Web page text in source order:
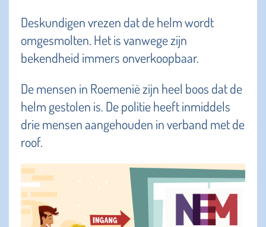
Deskundigen vrezen dat de helm wordt
omgesmolten. Het is vanwege zijn
bekendheid immers onverkoopbaar.
De mensen in Roemenië zijn heel boos dat de
helm gestolen is. De politie heeft inmiddels
drie mensen aangehouden in verband met de
roof.